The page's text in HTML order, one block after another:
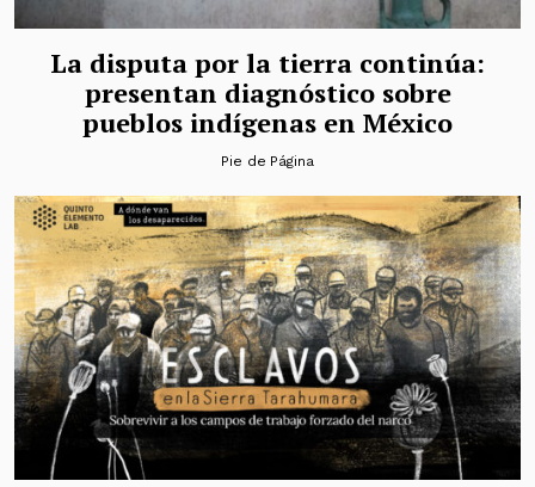
La disputa por la tierra continúa:
presentan diagnóstico sobre
pueblos indígenas en México
Pie de Página